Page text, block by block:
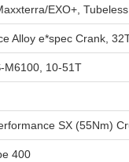
EXO+,
Alloy e*spec Crank,
M6100, 10-51T
SX (55Nm)
400